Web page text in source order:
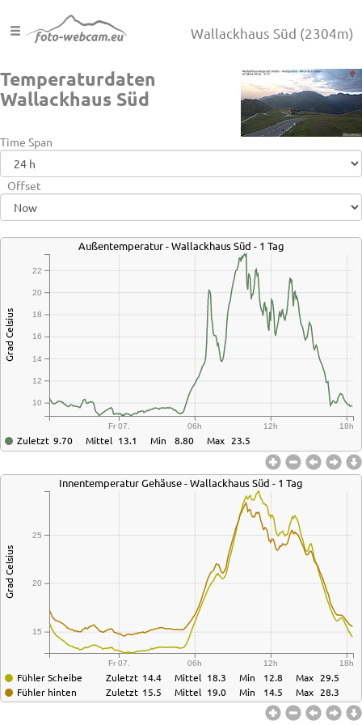
Wallackhaus Süd (2304m)
Temperaturdaten
Wallackhaus Süd
Time Span
Offset
Außentemperatur - Wallackhaus Süd - 1 Tag
Fr 07. 06h 12h 18h
10
12
14
16
18
20
22
Grad Celsius
Zuletzt 9.70 Mittel 13.1 Min 8.80 Max 23.5
Innentemperatur Gehäuse - Wallackhaus Süd - 1 Tag
Fr 07. 06h 12h 18h
15
20
25
Grad Celsius
Fühler Scheibe
Fühler hinten
Zuletzt
Zuletzt
14.4
15.5
Mittel
Mittel
18.3
19.0
Min
Min
12.8
14.5
Max
Max
29.5
28.3